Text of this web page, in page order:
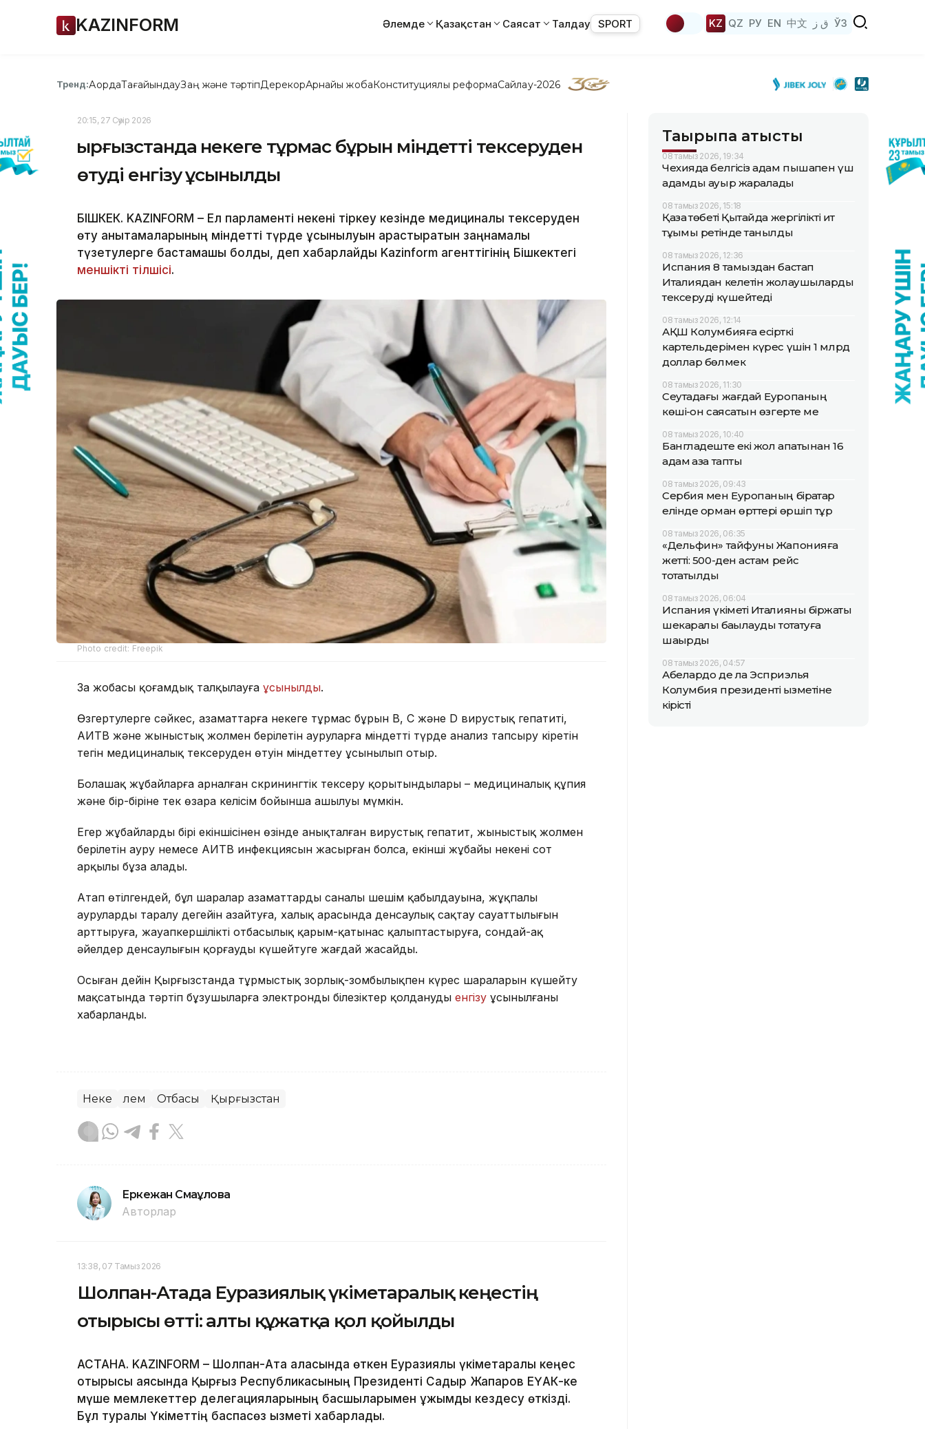
KAZINFORM Әлемде Қазақстан Саясат Талдау SPORT KZ QZ РУ EN 中文 ق ز ЎЗ
Тренд:АқордаТағайындауЗаң және тәртіпДерекқорАрнайы жобаКонституциялық реформаСайлау-2026
20:15, 27 Сәуір 2026
Қырғызстанда некеге тұрмас бұрын міндетті тексеруден
өтуді енгізу ұсынылды
БІШКЕК. KAZINFORM – Ел парламенті некені тіркеу кезінде медициналық тексеруден
өту анықтамаларының міндетті түрде ұсынылуын қарастыратын заңнамалық
түзетулерге бастамашы болды, деп хабарлайды Kazinform агенттігінің Бішкектегі
меншікті тілшісі.
Photo credit: Freepik
Заң жобасы қоғамдық талқылауға ұсынылды.
Өзгертулерге сәйкес, азаматтарға некеге тұрмас бұрын В, С және D вирустық гепатиті,
АИТВ және жыныстық жолмен берілетін ауруларға міндетті түрде анализ тапсыру кіретін
тегін медициналық тексеруден өтуін міндеттеу ұсынылып отыр.
Болашақ жұбайларға арналған скринингтік тексеру қорытындылары – медициналық құпия
және бір-біріне тек өзара келісім бойынша ашылуы мүмкін.
Егер жұбайлардың бірі екіншісінен өзінде анықталған вирустық гепатит, жыныстық жолмен
берілетін ауру немесе АИТВ инфекциясын жасырған болса, екінші жұбайы некені сот
арқылы бұза алады.
Атап өтілгендей, бұл шаралар азаматтардың саналы шешім қабылдауына, жұқпалы
аурулардың таралу деңгейін азайтуға, халық арасында денсаулық сақтау сауаттылығын
арттыруға, жауапкершілікті отбасылық қарым-қатынас қалыптастыруға, сондай-ақ
әйелдер денсаулығын қорғауды күшейтуге жағдай жасайды.
Осыған дейін Қырғызстанда тұрмыстық зорлық-зомбылықпен күрес шараларын күшейту
мақсатында тәртіп бұзушыларға электронды білезіктер қолдануды енгізу ұсынылғаны
хабарланды.
Неке Әлем Отбасы Қырғызстан
Еркежан Смағұлова
Авторлар
13:38, 07 Тамыз 2026
Шолпан-Атада Еуразиялық үкіметаралық кеңестің
отырысы өтті: алты құжатқа қол қойылды
АСТАНА. KAZINFORM – Шолпан-Ата қаласында өткен Еуразиялық үкіметаралық кеңес
отырысы аясында Қырғыз Республикасының Президенті Садыр Жапаров ЕҮАК-ке
мүше мемлекеттер делегацияларының басшыларымен ұжымдық кездесу өткізді.
Бұл туралы Үкіметтің баспасөз қызметі хабарлады.
Тақырыпқа қатысты
08 тамыз 2026, 19:34
Чехияда белгісіз адам пышақпен үш
адамды ауыр жаралады
08 тамыз 2026, 15:18
Қазақ төбеті Қытайда жергілікті ит
тұқымы ретінде танылды
08 тамыз 2026, 12:36
Испания 8 тамыздан бастап
Италиядан келетін жолаушыларды
тексеруді күшейтеді
08 тамыз 2026, 12:14
АҚШ Колумбияға есірткі
картельдерімен күрес үшін 1 млрд
доллар бөлмек
08 тамыз 2026, 11:30
Сеутадағы жағдай Еуропаның
көші-қон саясатын өзгерте ме
08 тамыз 2026, 10:40
Бангладеште екі жол апатынан 16
адам қаза тапты
08 тамыз 2026, 09:43
Сербия мен Еуропаның бірқатар
елінде орман өрттері өршіп тұр
08 тамыз 2026, 06:35
«Дельфин» тайфуны Жапонияға
жетті: 500-ден астам рейс
тоқтатылды
08 тамыз 2026, 06:04
Испания үкіметі Италияны біржақты
шекаралық бақылауды тоқтатуға
шақырды
08 тамыз 2026, 04:57
Абелардо де ла Эсприэлья
Колумбия президенті қызметіне
кірісті